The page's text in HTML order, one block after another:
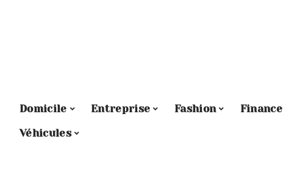
Domicile Entreprise Fashion Finance
Véhicules